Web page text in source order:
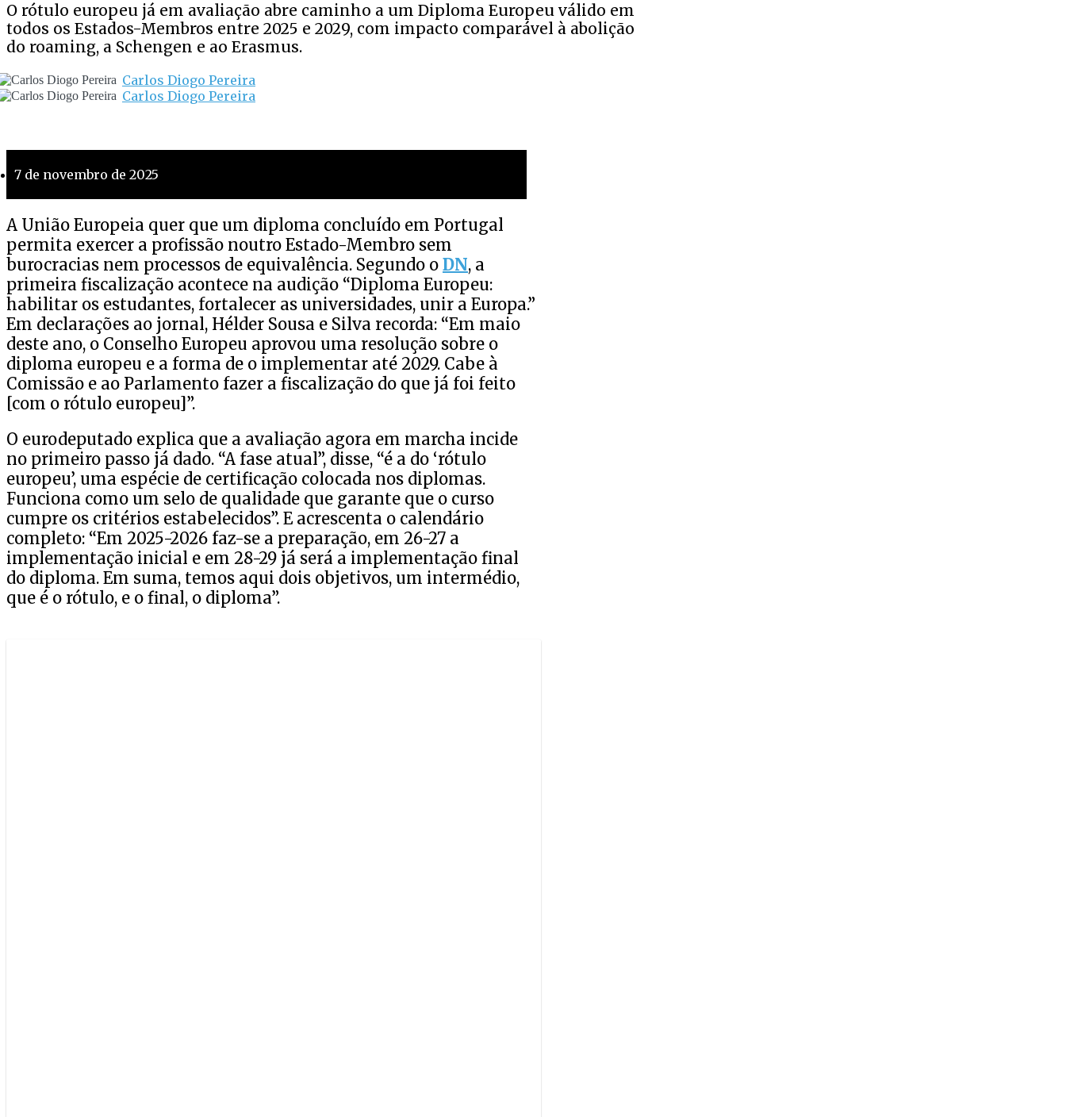
O rótulo europeu já em avaliação abre caminho a um Diploma Europeu válido em
todos os Estados-Membros entre 2025 e 2029, com impacto comparável à abolição
do roaming, a Schengen e ao Erasmus.
Carlos Diogo Pereira
Carlos Diogo Pereira
7 de novembro de 2025
A União Europeia quer que um diploma concluído em Portugal
permita exercer a profissão noutro Estado-Membro sem
burocracias nem processos de equivalência. Segundo o DN, a
primeira fiscalização acontece na audição “Diploma Europeu:
habilitar os estudantes, fortalecer as universidades, unir a Europa.”
Em declarações ao jornal, Hélder Sousa e Silva recorda: “Em maio
deste ano, o Conselho Europeu aprovou uma resolução sobre o
diploma europeu e a forma de o implementar até 2029. Cabe à
Comissão e ao Parlamento fazer a fiscalização do que já foi feito
[com o rótulo europeu]”.
O eurodeputado explica que a avaliação agora em marcha incide
no primeiro passo já dado. “A fase atual”, disse, “é a do ‘rótulo
europeu’, uma espécie de certificação colocada nos diplomas.
Funciona como um selo de qualidade que garante que o curso
cumpre os critérios estabelecidos”. E acrescenta o calendário
completo: “Em 2025-2026 faz-se a preparação, em 26-27 a
implementação inicial e em 28-29 já será a implementação final
do diploma. Em suma, temos aqui dois objetivos, um intermédio,
que é o rótulo, e o final, o diploma”.